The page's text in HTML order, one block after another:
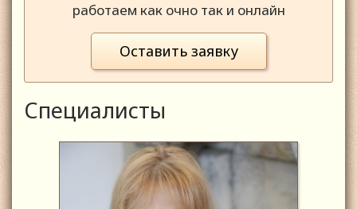
работаем как очно так и онлайн
Оставить заявку
Специалисты